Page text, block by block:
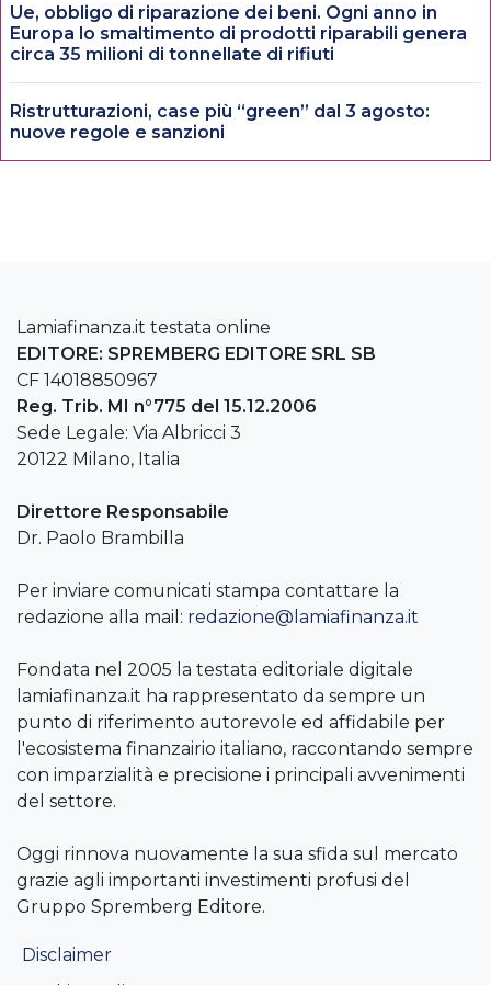
Ue, obbligo di riparazione dei beni. Ogni anno in
Europa lo smaltimento di prodotti riparabili genera
circa 35 milioni di tonnellate di rifiuti
Ristrutturazioni, case più “green” dal 3 agosto:
nuove regole e sanzioni
Lamiafinanza.it testata online
EDITORE: SPREMBERG EDITORE SRL SB
CF 14018850967
Reg. Trib. MI n°775 del 15.12.2006
Sede Legale: Via Albricci 3
20122 Milano, Italia
Direttore Responsabile
Dr. Paolo Brambilla
Per inviare comunicati stampa contattare la
redazione alla mail: redazione@lamiafinanza.it
Fondata nel 2005 la testata editoriale digitale
lamiafinanza.it ha rappresentato da sempre un
punto di riferimento autorevole ed affidabile per
l'ecosistema finanzairio italiano, raccontando sempre
con imparzialità e precisione i principali avvenimenti
del settore.
Oggi rinnova nuovamente la sua sfida sul mercato
grazie agli importanti investimenti profusi del
Gruppo Spremberg Editore.
Disclaimer